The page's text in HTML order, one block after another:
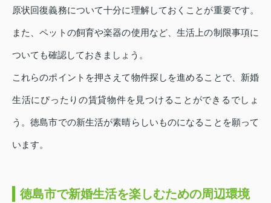
原状回復義務について十分に理解しておくことが重要です。
また、ペットの飼育や楽器の使用など、生活上の制限事項に
ついても確認しておきましょう。
これらのポイントを押さえて物件探しを進めることで、新婚
生活にぴったりの賃貸物件を見つけることができるでしょ
う。徳島市での新生活が素晴らしいものになることを願って
います。
徳島市で新婚生活を楽しむための周辺環境